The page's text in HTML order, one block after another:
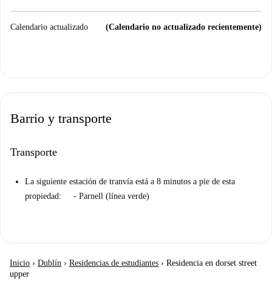
Calendario actualizado (Calendario no actualizado recientemente)
Barrio y transporte
Transporte
La siguiente estación de tranvía está a 8 minutos a pie de esta
propiedad: - Parnell (línea verde)
Inicio › Dublín › Residencias de estudiantes › Residencia en dorset street
upper